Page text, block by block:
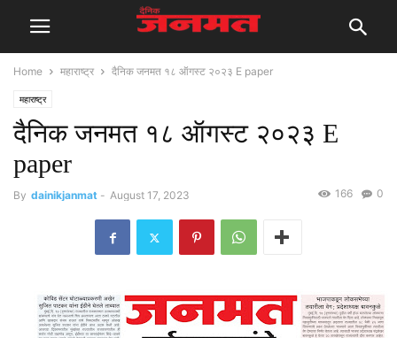
Home महाराष्ट्र दैनिक जनमत १८ ऑगस्ट २०२३ E paper
महाराष्ट्र
दैनिक जनमत १८ ऑगस्ट २०२३ E
paper
By dainikjanmat - August 17, 2023 0
166